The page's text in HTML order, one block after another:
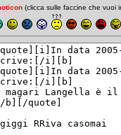
(clicca sulle faccine che vuoi